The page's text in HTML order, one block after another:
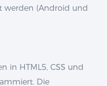
werden (Android und
in HTML5, CSS und
Die